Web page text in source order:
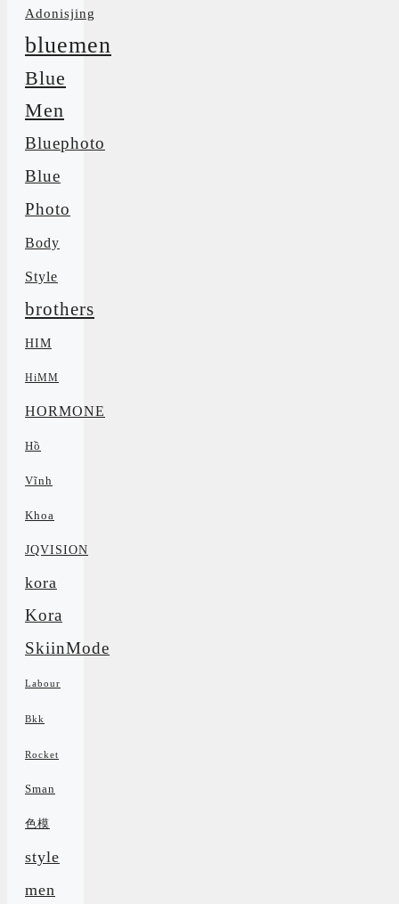
Adonisjing
bluemen
Blue
Men
Bluephoto
Blue
Photo
Body
Style
brothers
HIM
HiMM
HORMONE
Hồ
Vĩnh
Khoa
JQVISION
kora
Kora
SkiinMode
Labour
Bkk
Rocket
Sman
色模
style
men